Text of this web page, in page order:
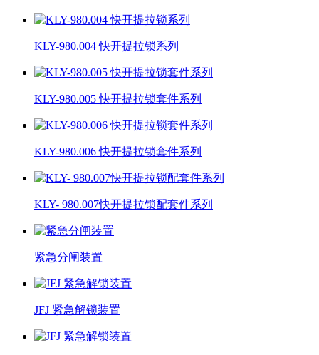
KLY-980.004 快开提拉锁系列
KLY-980.005 快开提拉锁套件系列
KLY-980.006 快开提拉锁套件系列
KLY- 980.007快开提拉锁配套件系列
紧急分闸装置
JFJ 紧急解锁装置